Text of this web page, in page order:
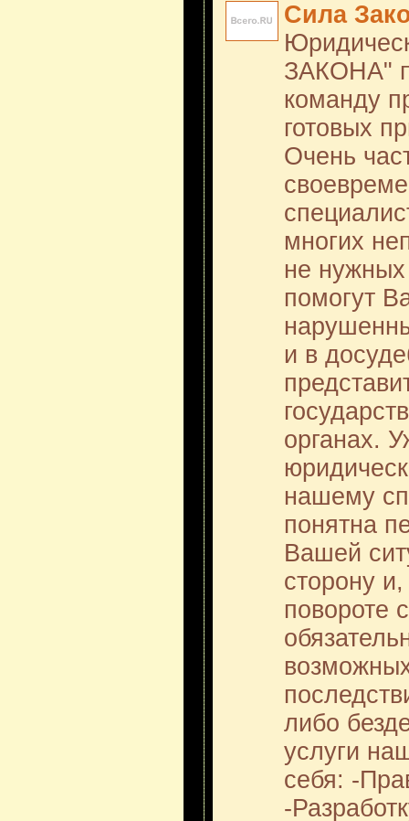
Сила
ЗАКОНА"
команду
готовых
Очень
многих
не
помогут
и в
органах.
нашему
понятна
Вашей
сторону
повороте
либо
услуги
себя: -
-